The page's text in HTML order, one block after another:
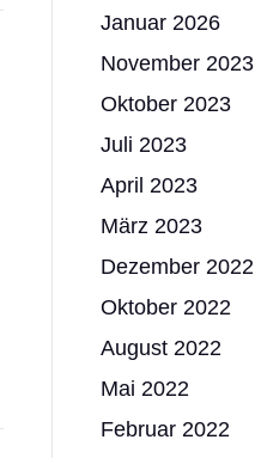
Januar 2026
November 2023
Oktober 2023
Juli 2023
April 2023
März 2023
Dezember 2022
Oktober 2022
August 2022
Mai 2022
Februar 2022